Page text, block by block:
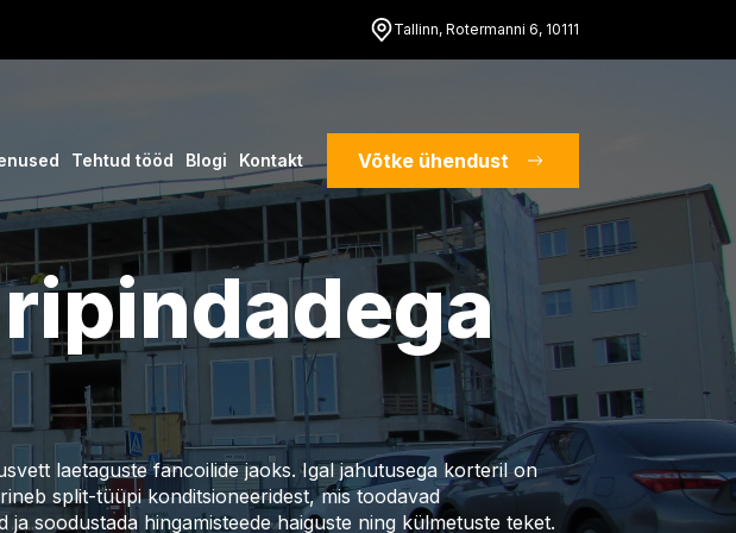
Tallinn, Rotermanni 6, 10111
Tehtud tööd Blogi Kontakt Võtke ühendust
laetaguste fancoilide jaoks. Igal jahutusega korteril on
split-tüüpi konditsioneeridest, mis toodavad
soodustada hingamisteede haiguste ning külmetuste teket.